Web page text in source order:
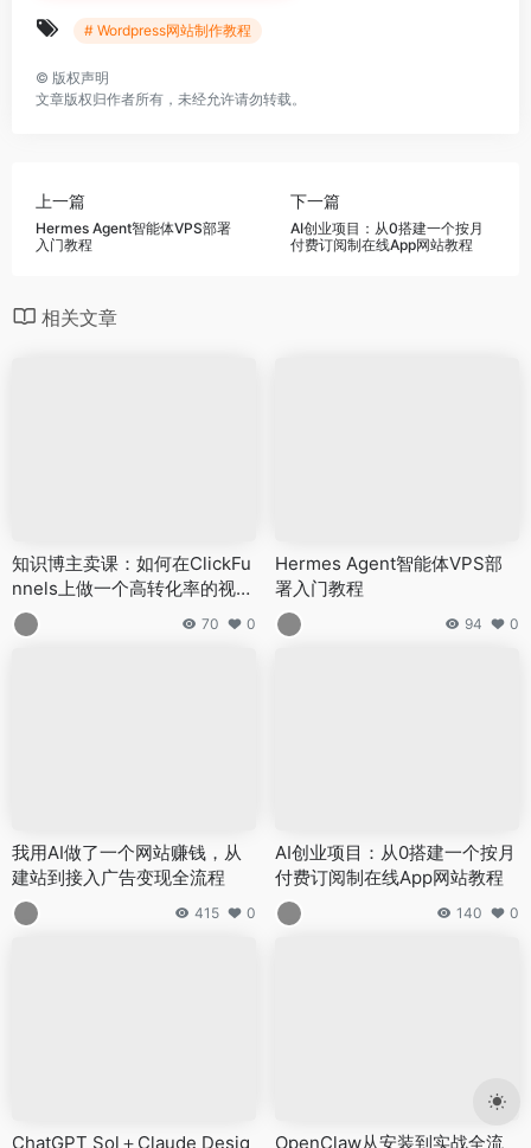
# Wordpress网站制作教程
© 版权声明
文章版权归作者所有，未经允许请勿转载。
上一篇
Hermes Agent智能体VPS部署
入门教程
下一篇
AI创业项目：从0搭建一个按月
付费订阅制在线App网站教程
相关文章
知识博主卖课：如何在ClickFu
nnels上做一个高转化率的视频
销售漏斗！
70 0
Hermes Agent智能体VPS部
署入门教程
94 0
我用AI做了一个网站赚钱，从
建站到接入广告变现全流程
415 0
AI创业项目：从0搭建一个按月
付费订阅制在线App网站教程
140 0
ChatGPT Sol＋Claude Desig OpenClaw从安装到实战全流